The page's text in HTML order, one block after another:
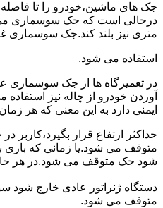
جک های ماشین،خودرو را تا فاصله
متری نیز بلند کند.جک سوسماری
استفاده می شود.
در تعمیرگاه ها از جک سوسماری
آوردن خودرو از چاله نیز
ایمنی دارد به این معنی که هر
حداکثر ارتفاع قرار بگیرد،کاربر
متوقف می شود.یا زمانی که
شود جک متوقف می شود.در هر
دستگاه ژنراتور عادی خارج
متوقف می شود.